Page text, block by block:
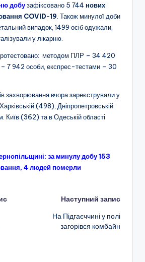
добузафіксовано 5 744 нових
COVID-19 . Також минулої доби
випадок, 1499 осіб одужали,
у лікарню.
методом ПЛР – 34 420
– 7 942 особи, експрес-тестами – 30
захворювання вчора зареєстрували у
(498), Дніпропетровській
Київ (362) та в Одеській області
за минулу добу 153
4 людей померли
Наступний запис
На Підгаєччині у полі
загорівся комбайн